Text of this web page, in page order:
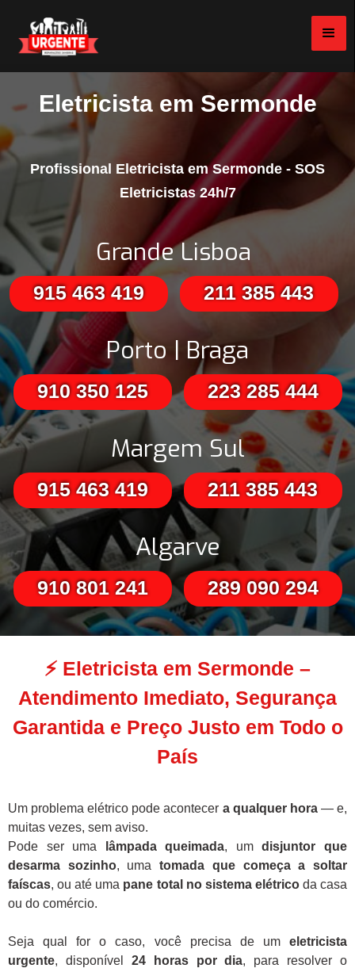
Eletricista em Sermonde
Profissional Eletricista em Sermonde - SOS
Eletricistas 24h/7
Grande Lisboa
915 463 419 211 385 443
Porto | Braga
910 350 125 223 285 444
Margem Sul
915 463 419 211 385 443
Algarve
910 801 241 289 090 294
⚡ Eletricista em Sermonde –
Atendimento Imediato, Segurança
Garantida e Preço Justo em Todo o
País
Um problema elétrico pode acontecer a qualquer hora— e,
muitas vezes, sem aviso.
Pode ser uma
lâmpada queimada, umdisjuntor que
desarma sozinho, umatomada que começa a soltar
faíscas, ou até uma pane total no sistema elétricoda casa
ou do comércio.
Seja qual for o caso, você precisa de um eletricista
urgente, disponível 24 horas por dia, para resolver o